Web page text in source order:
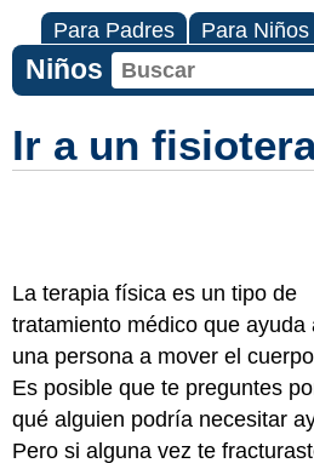
Para Padres Para Niños
Niños
Ir a un
La terapia física es un tipo de
tratamiento médico que ayuda
una persona a mover el
Es posible que te preguntes
qué alguien podría necesitar
Pero si alguna vez te